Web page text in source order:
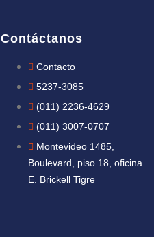
Contáctanos
Contacto
5237-3085
(011) 2236-4629
(011) 3007-0707
Montevideo 1485,
Boulevard, piso 18, oficina
E. Brickell Tigre